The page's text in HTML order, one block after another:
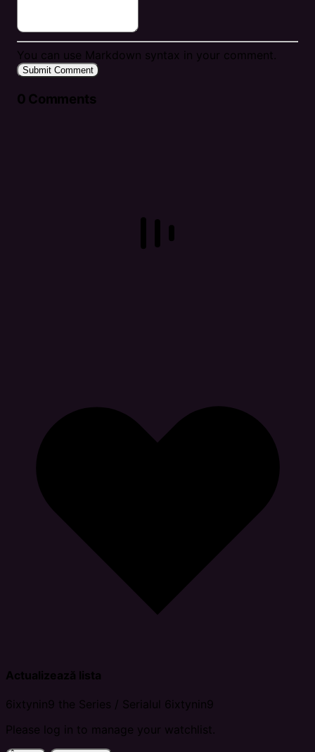
You can use Markdown syntax in your comment.
Submit Comment
0 Comments
Actualizează lista
6ixtynin9 the Series / Serialul 6ixtynin9
Please log in to manage your watchlist.